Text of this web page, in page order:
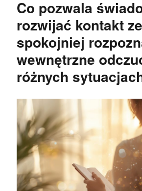
Co pozwala
rozwijać kontakt
spokojniej
wewnętrzne
różnych